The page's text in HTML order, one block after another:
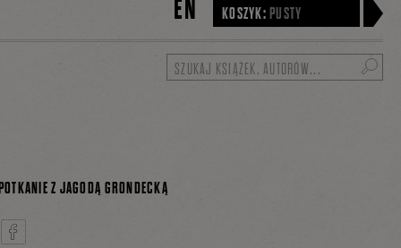
EN
KOSZYK: PUSTY
Z JAGODĄ GRONDECKĄ
Przemysław Rymkiewicz